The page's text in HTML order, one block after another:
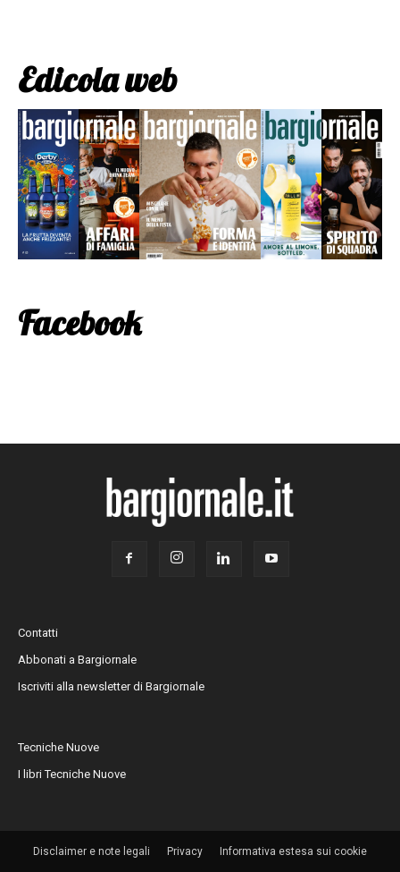
Edicola web
Facebook
Contatti
Abbonati a Bargiornale
Iscriviti alla newsletter di Bargiornale
Tecniche Nuove
I libri Tecniche Nuove
Disclaimer e note legali Privacy Informativa estesa sui cookie